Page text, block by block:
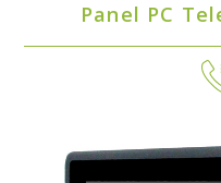
Panel PC